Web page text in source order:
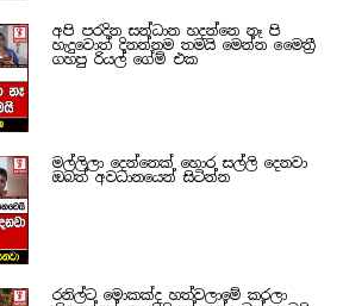
අපි පරදින සන්ධාන හදන්නෙ නෑ පි
හැදුවොත් දිනන්නම තමයි මෙන්න මෛත්‍රී
ගහපු රියල් ගේම් එක
මල්ලිලා දෙන්නෙක් හොර සල්ලි දෙනවා
ඔබත් අවධානයෙන් සිටින්න
රනිල්ට මොකක්ද හත්වලාමේ කරලා